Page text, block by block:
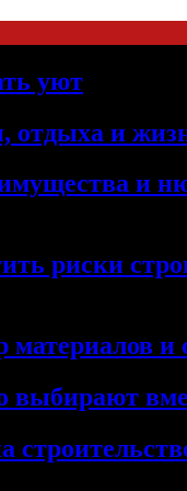
уют
отдыха и
и
риски
и
выбирают